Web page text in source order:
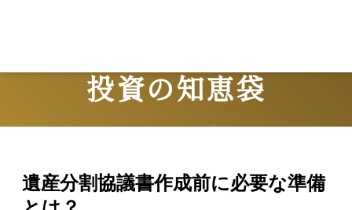
投資の知恵袋
遺産分割協議書作成前に必要な準備